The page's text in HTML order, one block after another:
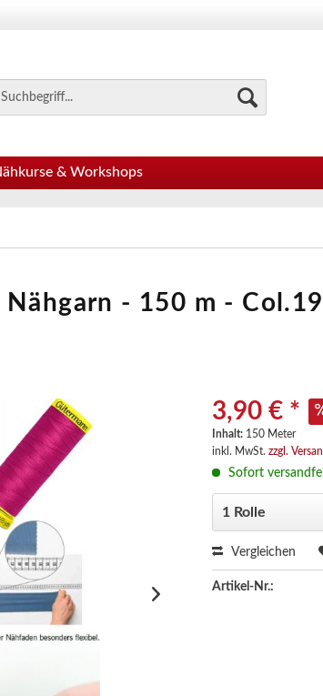
& Workshops
- 150 m -
3,90 € *
Inhalt: 150 Meter
inkl. MwSt.zzgl.
Sofort
Vergleichen
Artikel-Nr.: